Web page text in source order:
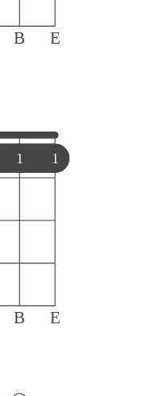
B E
B E
1 1